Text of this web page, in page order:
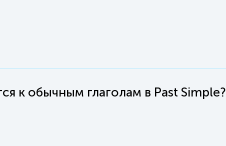
к обычным глаголам в Past Simple?